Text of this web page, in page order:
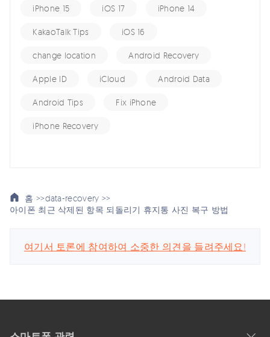
iPhone 15 iOS 17 iPhone 14
KakaoTalk Tips iOS 16
change location Android Recovery
Apple ID iCloud Android Data
Android Tips Fix iPhone
iPhone Recovery
홈 >>data-recovery >>
아이폰 최근 삭제된 항목 되돌리기 휴지통 사진 복구 방법
여기서 토론에 참여하여 소중한 의견을 들려주세요!